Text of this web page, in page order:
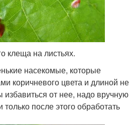
клеща на листьях.
насекомые, которые
коричневого цвета и длиной не
от нее, надо вручную
после этого обработать